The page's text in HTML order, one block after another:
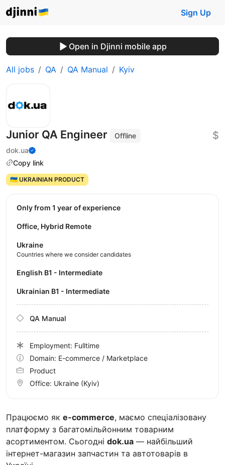
Sign Up
Open in Djinni mobile app
All jobs QA QA Manual Kyiv
Junior QA Engineer
Offline
dok.ua
Copy link
$
🇺🇦 UKRAINIAN PRODUCT
Працюємо як e-commerce, маємо спеціалізовану
платформу з багатомільйонним товарним
асортиментом. Сьогодні dok.ua — найбільший
інтернет-магазин запчастин та автотоварів в
Only from 1 year of experience
Office, Hybrid Remote
Ukraine
Countries where we consider candidates
English B1 - Intermediate
Ukrainian B1 - Intermediate
QA Manual
Employment: Fulltime
Domain: E-commerce / Marketplace
Product
Office: Ukraine (Kyiv)